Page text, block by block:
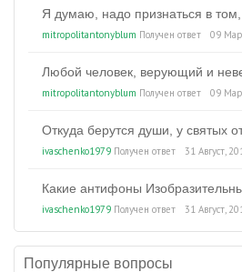
Я думаю, надо признаться в том,
mitropolitantonyblum Получен ответ 09
Любой человек, верующий и
mitropolitantonyblum Получен ответ 09
Откуда берутся души, у святых
ivaschenko1979 Получен ответ 31 Август,
Какие антифоны
ivaschenko1979 Получен ответ 31 Август,
Популярные вопросы